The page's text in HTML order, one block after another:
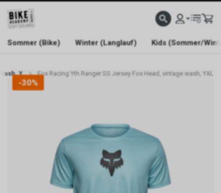
WELCOME TO BIKE ACADEMY
Sommer (Bike) Winter (Langlauf) Kids (Sommer/
Y Fox Racing Yth Ranger SS Jersey Fox Head, vintage wash, YXL
-30%